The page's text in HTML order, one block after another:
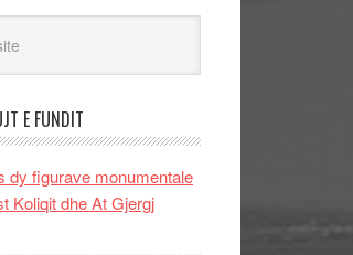
E FUNDIT
dy figurave monumentale
Koliqit dhe At Gjergj